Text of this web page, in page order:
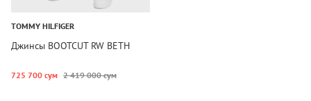
TOMMY HILFIGER
Джинсы BOOTCUT RW BETH
725 700 сум 2 419 000 сум